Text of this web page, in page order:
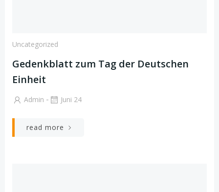
Uncategorized
Gedenkblatt zum Tag der Deutschen
Einheit
Admin - Juni 24
read more